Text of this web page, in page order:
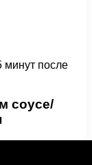
минут после
соусе/